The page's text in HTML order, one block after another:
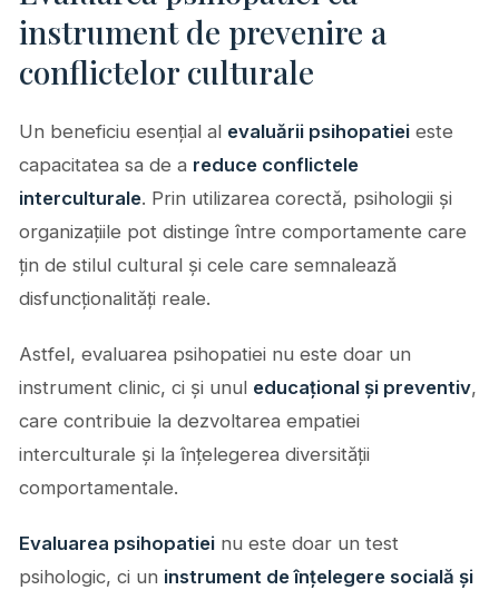
instrument de prevenire a
conflictelor culturale
Un beneficiu esențial al evaluării psihopatiei este
capacitatea sa de a reduce conflictele
interculturale. Prin utilizarea corectă, psihologii și
organizațiile pot distinge între comportamente care
țin de stilul cultural și cele care semnalează
disfuncționalități reale.
Astfel, evaluarea psihopatiei nu este doar un
instrument clinic, ci și unul educațional și preventiv,
care contribuie la dezvoltarea empatiei
interculturale și la înțelegerea diversității
comportamentale.
Evaluarea psihopatiei nu este doar un test
psihologic, ci un instrument de înțelegere socială și